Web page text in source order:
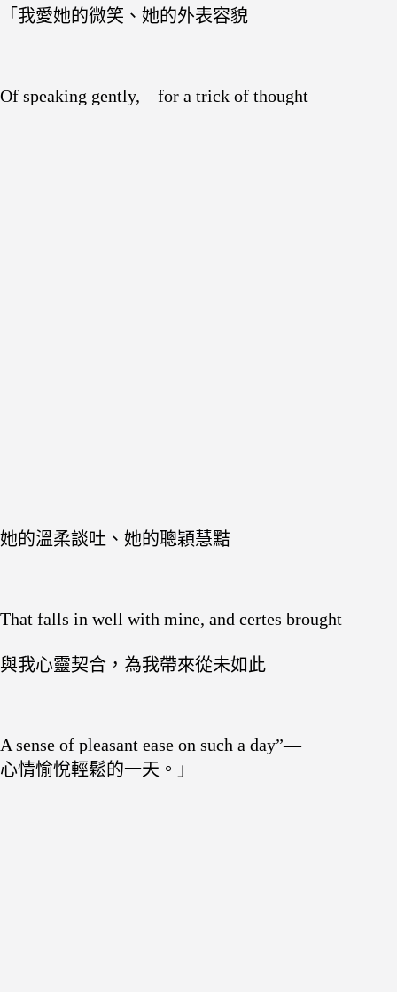
「我愛她的微笑、她的外表容貌
Of speaking gently,—for a trick of thought
她的溫柔談吐、她的聰穎慧黠
That falls in well with mine, and certes brought
與我心靈契合，為我帶來從未如此
A sense of pleasant ease on such a day”—
心情愉悅輕鬆的一天。」